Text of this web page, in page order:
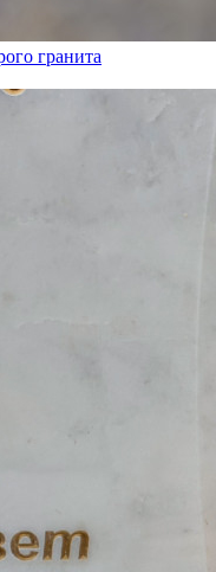
гранита